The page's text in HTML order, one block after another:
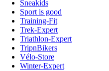
Sneakids
Sport is good
Training-Fit
Trek-Expert
Triathlon-Expert
TripnBikers
Vélo-Store
Winter-Expert